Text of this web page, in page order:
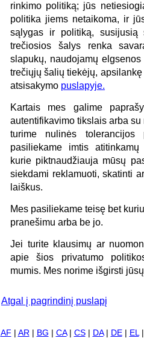
rinkimo politiką; jūs
politika jiems netaikoma, ir
sąlygas ir politiką, susijusią
trečiosios šalys renka
slapukų, naudojamų
trečiųjų šalių tiekėjų,
atsisakymo puslapyje.
Kartais mes galime
autentifikavimo tikslais arba
turime nulinės
pasiliekame imtis
kurie piktnaudžiauja mūsų
siekdami reklamuoti, skatinti
laiškus.
Mes pasiliekame teisę bet
pranešimu arba be jo.
Jei turite klausimų ar
apie šios privatumo
mumis. Mes norime išgirsti
Atgal į pagrindinį puslapį
AF AR| BG CA| CS| DA| DE| EL|